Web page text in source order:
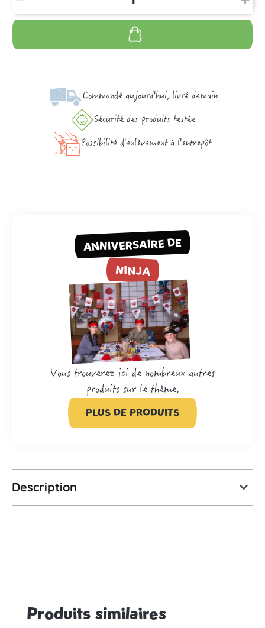
Commandé aujourd'hui, livré demain
Sécurité des produits testée
Possibilité d'enlèvement à l'entrepôt
ANNIVERSAIRE DE
NINJA
Vous trouverez ici de nombreux autres
produits sur le thème.
PLUS DE PRODUITS
Description
Ignorer la galerie de produits
Produits similaires